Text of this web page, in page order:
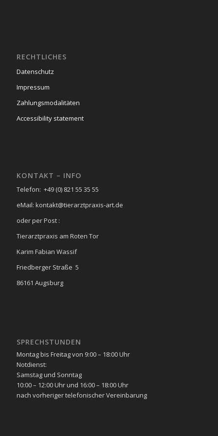
RECHTLICHES
Datenschutz
Impressum
Zahlungsmodalitäten
Accessibility statement
KONTAKT – INFO
Telefon: +49 (0) 821 55 35 55
eMail: kontakt@tierarztpraxis-art.de
oder per Post :
Tierarztpraxis am Roten Tor
Karim Fabian Wassif
Friedberger Straße 5
86161 Augsburg
SPRECHSTUNDEN
Montag bis Freitag von 9:00 – 18:00 Uhr
Notdienst:
Samstag und Sonntag
10:00 – 12:00 Uhr und 16:00 – 18:00 Uhr
nach vorheriger telefonischer Vereinbarung